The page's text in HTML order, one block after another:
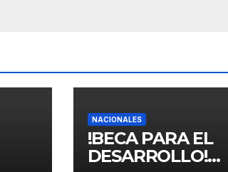
NACIONALES
!BECA PARA EL
DESARROLLO!